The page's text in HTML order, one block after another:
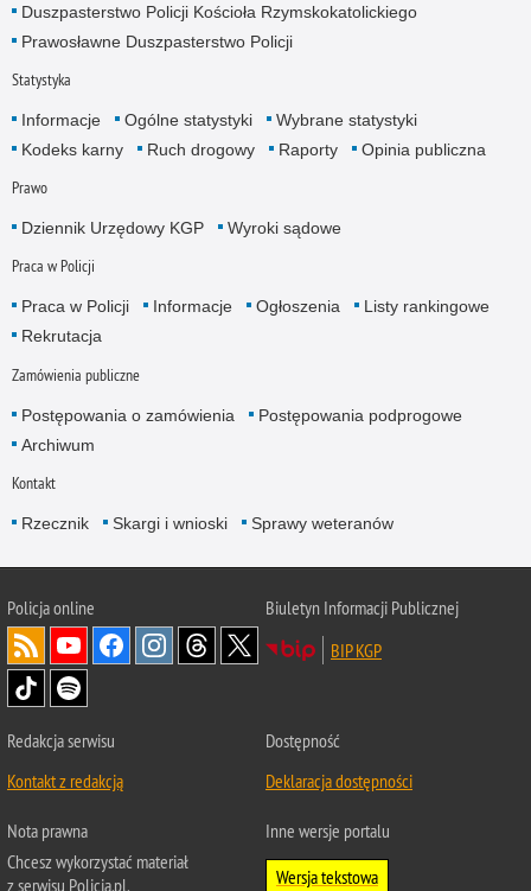
Duszpasterstwo Policji Kościoła Rzymskokatolickiego
Prawosławne Duszpasterstwo Policji
Statystyka
Informacje Ogólne statystyki
Wybrane statystyki
Kodeks karny
Ruch drogowy Raporty Opinia publiczna
Prawo
Dziennik Urzędowy KGP Wyroki sądowe
Praca w Policji
Praca w Policji Informacje Ogłoszenia
Listy rankingowe
Rekrutacja
Zamówienia publiczne
Postępowania o zamówienia
Postępowania podprogowe
Archiwum
Kontakt
Rzecznik Skargi i wnioski Sprawy weteranów
Policjaonline
Biuletyn Informacji Publicznej
BIP KGP
Redakcja serwisu
Kontakt z redakcją
Dostępność
Deklaracja dostępności
Nota prawna
Chcesz wykorzystać materiał
z serwisu Policja.pl.
Inne wersje portalu
Wersja tekstowa